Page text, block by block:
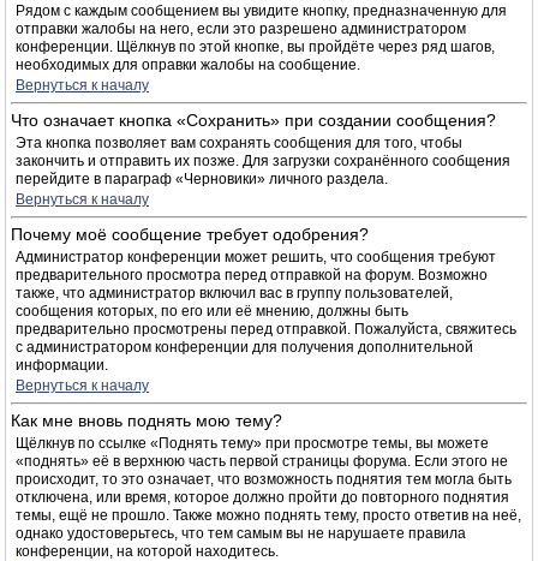
Рядом с каждым сообщением вы увидите кнопку, предназначенную для
отправки жалобы на него, если это разрешено администратором
конференции. Щёлкнув по этой кнопке, вы пройдёте через ряд шагов,
необходимых для оправки жалобы на сообщение.
Вернуться к началу
Что означает кнопка «Сохранить» при создании сообщения?
Эта кнопка позволяет вам сохранять сообщения для того, чтобы
закончить и отправить их позже. Для загрузки сохранённого сообщения
перейдите в параграф «Черновики» личного раздела.
Вернуться к началу
Почему моё сообщение требует одобрения?
Администратор конференции может решить, что сообщения требуют
предварительного просмотра перед отправкой на форум. Возможно
также, что администратор включил вас в группу пользователей,
сообщения которых, по его или её мнению, должны быть
предварительно просмотрены перед отправкой. Пожалуйста, свяжитесь
с администратором конференции для получения дополнительной
информации.
Вернуться к началу
Как мне вновь поднять мою тему?
Щёлкнув по ссылке «Поднять тему» при просмотре темы, вы можете
«поднять» её в верхнюю часть первой страницы форума. Если этого не
происходит, то это означает, что возможность поднятия тем могла быть
отключена, или время, которое должно пройти до повторного поднятия
темы, ещё не прошло. Также можно поднять тему, просто ответив на неё,
однако удостоверьтесь, что тем самым вы не нарушаете правила
конференции, на которой находитесь.